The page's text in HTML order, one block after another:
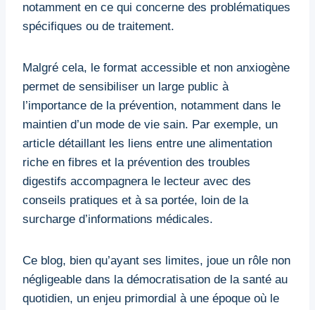
notamment en ce qui concerne des problématiques
spécifiques ou de traitement.
Malgré cela, le format accessible et non anxiogène
permet de sensibiliser un large public à
l’importance de la prévention, notamment dans le
maintien d’un mode de vie sain. Par exemple, un
article détaillant les liens entre une alimentation
riche en fibres et la prévention des troubles
digestifs accompagnera le lecteur avec des
conseils pratiques et à sa portée, loin de la
surcharge d’informations médicales.
Ce blog, bien qu’ayant ses limites, joue un rôle non
négligeable dans la démocratisation de la santé au
quotidien, un enjeu primordial à une époque où le